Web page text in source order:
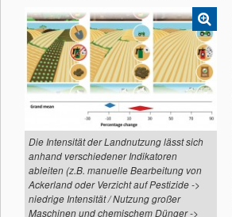
Die Intensität der Landnutzung lässt sich
anhand verschiedener Indikatoren
ableiten (z.B. manuelle Bearbeitung von
Ackerland oder Verzicht auf Pestizide ->
niedrige Intensität / Nutzung großer
Maschinen und chemischem Dünger ->